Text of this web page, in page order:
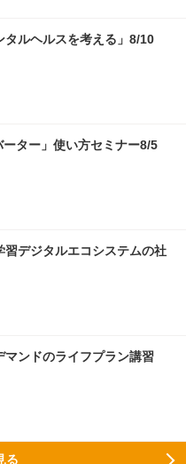
タルヘルスを考える」8/10
ーター」使い方セミナー8/5
習デジタルエコシステムの社
マンドのライフプラン講習
る